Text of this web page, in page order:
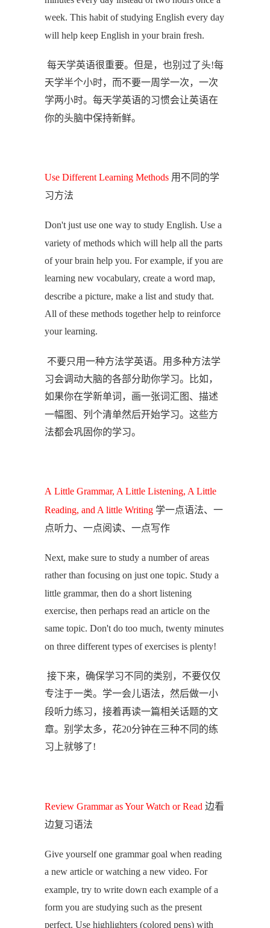
week. This habit of studying English every day
will help keep English in your brain fresh.
每天学英语很重要。但是，也别过了头!每
天学半个小时，而不要一周学一次，一次
学两小时。每天学英语的习惯会让英语在
你的头脑中保持新鲜。
Use Different Learning Methods 用不同的学
习方法
Don't just use one way to study English. Use a
variety of methods which will help all the parts
of your brain help you. For example, if you are
learning new vocabulary, create a word map,
describe a picture, make a list and study that.
All of these methods together help to reinforce
your learning.
不要只用一种方法学英语。用多种方法学
习会调动大脑的各部分助你学习。比如，
如果你在学新单词，画一张词汇图、描述
一幅图、列个清单然后开始学习。这些方
法都会巩固你的学习。
A Little Grammar, A Little Listening, A Little
Reading, and A little Writing 学一点语法、一
点听力、一点阅读、一点写作
Next, make sure to study a number of areas
rather than focusing on just one topic. Study a
little grammar, then do a short listening
exercise, then perhaps read an article on the
same topic. Don't do too much, twenty minutes
on three different types of exercises is plenty!
接下来，确保学习不同的类别，不要仅仅
专注于一类。学一会儿语法，然后做一小
段听力练习，接着再读一篇相关话题的文
章。别学太多，花20分钟在三种不同的练
习上就够了!
Review Grammar as Your Watch or Read 边看
边复习语法
Give yourself one grammar goal when reading
a new article or watching a new video. For
example, try to write down each example of a
form you are studying such as the present
perfect. Use highlighters (colored pens) with